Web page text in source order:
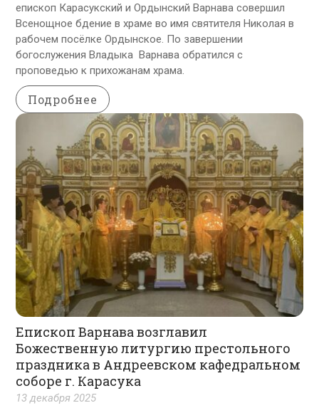
епископ Карасукский и Ордынский Варнава совершил
Всенощное бдение в храме во имя святителя Николая в
рабочем посёлке Ордынское. По завершении
богослужения Владыка Варнава обратился с
проповедью к прихожанам храма.
Подробнее
Епископ Варнава возглавил
Божественную литургию престольного
праздника в Андреевском кафедральном
соборе г. Карасука
13 декабря 2025